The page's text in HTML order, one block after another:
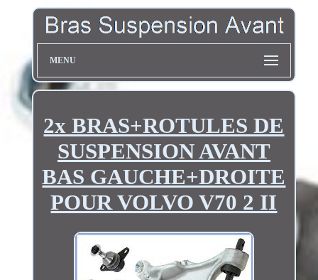
MENU
2x BRAS+ROTULES DE
SUSPENSION AVANT
BAS GAUCHE+DROITE
POUR VOLVO V70 2 II